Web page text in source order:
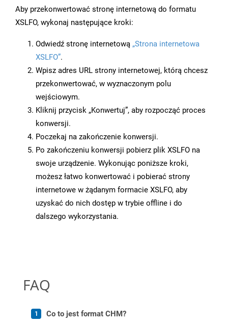
Aby przekonwertować stronę internetową do formatu
XSLFO, wykonaj następujące kroki:
Odwiedź stronę internetową „Strona internetowa
XSLFO”.
Wpisz adres URL strony internetowej, którą chcesz
przekonwertować, w wyznaczonym polu
wejściowym.
Kliknij przycisk „Konwertuj”, aby rozpocząć proces
konwersji.
Poczekaj na zakończenie konwersji.
Po zakończeniu konwersji pobierz plik XSLFO na
swoje urządzenie. Wykonując poniższe kroki,
możesz łatwo konwertować i pobierać strony
internetowe w żądanym formacie XSLFO, aby
uzyskać do nich dostęp w trybie offline i do
dalszego wykorzystania.
FAQ
Co to jest format CHM?